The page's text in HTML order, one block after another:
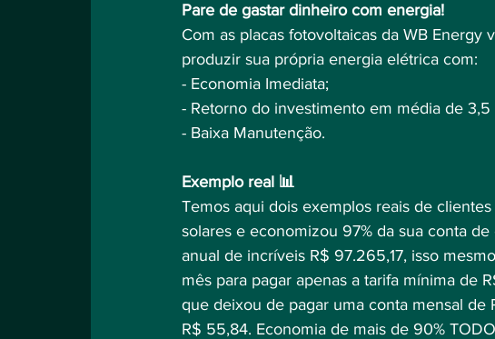
Pare de gastar dinheiro com energia!
Com as placas fotovoltaicas da WB
produzir sua própria energia elétrica com:⠀
- Economia Imediata;⠀
- Retorno do investimento em média de 3,5
- Baixa Manutenção.⠀
Exemplo real 📊⠀
Temos aqui dois exemplos reais de
solares e economizou 97% da sua conta
anual de incríveis R$ 97.265,17, isso
mês para pagar apenas a tarifa mínima de
que deixou de pagar uma conta mensal
R$ 55,84. Economia de mais de 90%